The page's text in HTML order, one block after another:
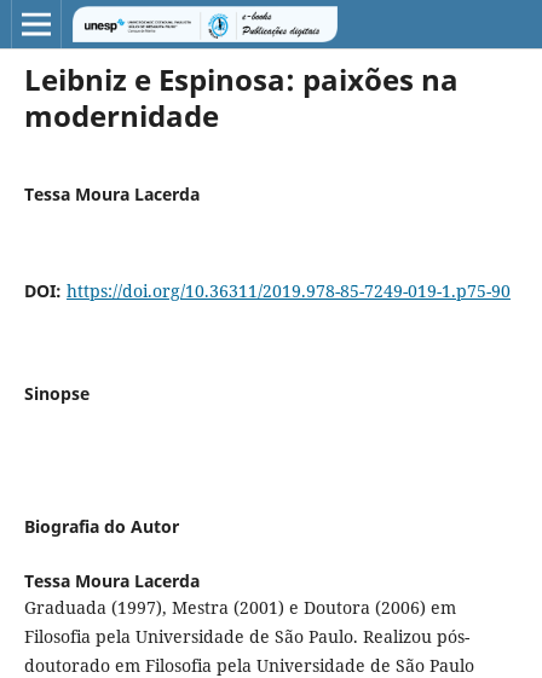
Leibniz e Espinosa: paixões na
modernidade
Tessa Moura Lacerda
DOI: https://doi.org/10.36311/2019.978-85-7249-019-1.p75-90
Sinopse
Biografia do Autor
Tessa Moura Lacerda
Graduada (1997), Mestra (2001) e Doutora (2006) em
Filosofia pela Universidade de São Paulo. Realizou pós-
doutorado em Filosofia pela Universidade de São Paulo